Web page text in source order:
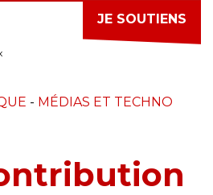
JE SOUTIENS
- MÉDIAS ET TECHNO